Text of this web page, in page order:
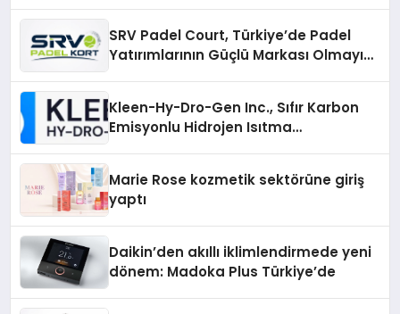
SRV Padel Court, Türkiye’de Padel
Yatırımlarının Güçlü Markası Olmayı
Kleen-Hy-Dro-Gen Inc., Sıfır Karbon
Emisyonlu Hidrojen Isıtma
Marie Rose kozmetik sektörüne giriş
yaptı
Daikin’den akıllı iklimlendirmede yeni
dönem: Madoka Plus Türkiye’de